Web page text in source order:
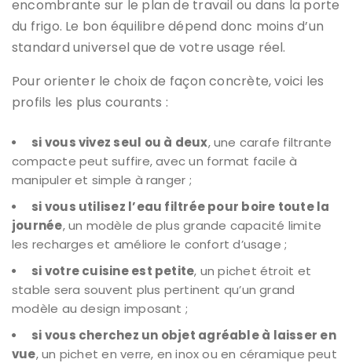
encombrante sur le plan de travail ou dans la porte
du frigo. Le bon équilibre dépend donc moins d’un
standard universel que de votre usage réel.
Pour orienter le choix de façon concrète, voici les
profils les plus courants :
si vous vivez seul ou à deux, une carafe filtrante
compacte peut suffire, avec un format facile à
manipuler et simple à ranger ;
si vous utilisez l’eau filtrée pour boire toute la
journée, un modèle de plus grande capacité limite
les recharges et améliore le confort d’usage ;
si votre cuisine est petite, un pichet étroit et
stable sera souvent plus pertinent qu’un grand
modèle au design imposant ;
si vous cherchez un objet agréable à laisser en
vue, un pichet en verre, en inox ou en céramique peut